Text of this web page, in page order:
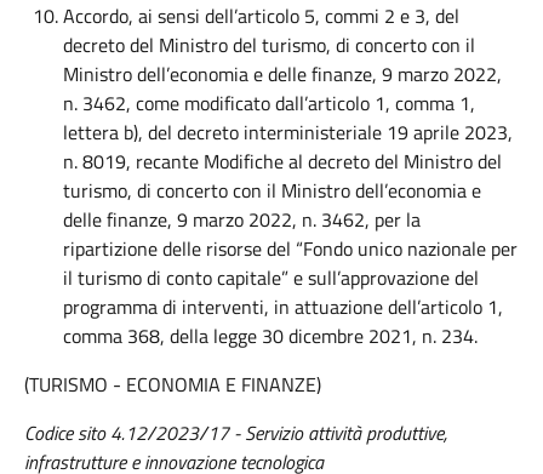
Accordo, ai sensi dell’articolo 5, commi 2 e 3, del
decreto del Ministro del turismo, di concerto con il
Ministro dell’economia e delle finanze, 9 marzo 2022,
n. 3462, come modificato dall’articolo 1, comma 1,
lettera b), del decreto interministeriale 19 aprile 2023,
n. 8019, recante Modifiche al decreto del Ministro del
turismo, di concerto con il Ministro dell’economia e
delle finanze, 9 marzo 2022, n. 3462, per la
ripartizione delle risorse del “Fondo unico nazionale per
il turismo di conto capitale” e sull’approvazione del
programma di interventi, in attuazione dell’articolo 1,
comma 368, della legge 30 dicembre 2021, n. 234.
(TURISMO - ECONOMIA E FINANZE)
Codice sito 4.12/2023/17 - Servizio attività produttive,
infrastrutture e innovazione tecnologica